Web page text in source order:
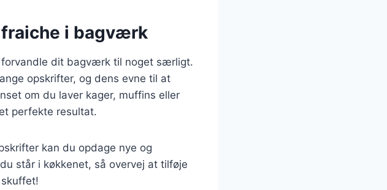
i bagværk
forvandle dit bagværk til noget særligt.
opskrifter, og dens evne til at
om du laver kager, muffins eller
perfekte resultat.
kan du opdage nye og
står i køkkenet, så overvej at tilføje